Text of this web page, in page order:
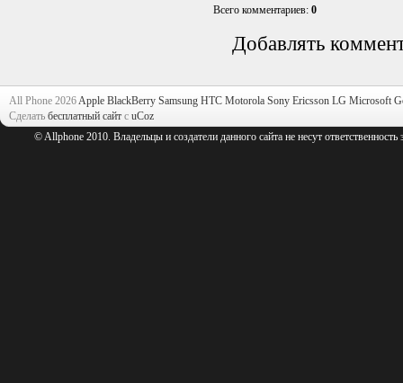
Всего комментариев: 0
Добавлять
All Phone 2026Apple BlackBerry Samsung HTC Motorola Sony Ericsson LG Microsoft
Сделать бесплатный сайт с uCoz
© Allphone 2010. Владельцы и создатели данного сайта не несут